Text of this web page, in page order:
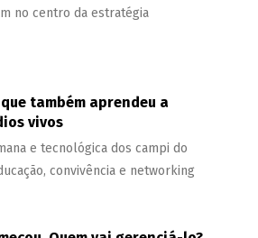
no centro da estratégia
também aprendeu a
vivos
e tecnológica dos campi do
convivência e networking